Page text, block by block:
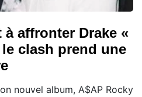
à affronter Drake «
clash prend une
nouvel album, A$AP Rocky